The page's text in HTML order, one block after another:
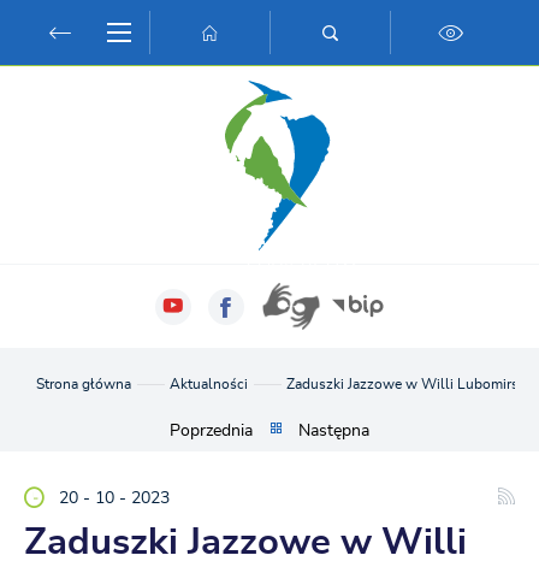
Przejdź do wyszukiwarki.
Przejdź do ustawień wielkości czcionki.
Włącz wersję kontrastową strony.
Strona główna Aktualności Zaduszki Jazzowe w Willi
Poprzednia Następna
20 - 10 - 2023
Zaduszki Jazzowe w Willi